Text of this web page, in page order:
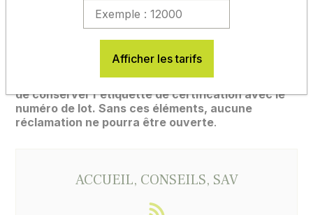
Infos cahier des charges, chartes de
Pour nos semences certifiées, il est indispensable
de conserver l'étiquette de certification avec le
numéro de lot. Sans ces éléments, aucune
réclamation ne pourra être ouverte.
ACCUEIL, CONSEILS, SAV
Afficher les tarifs